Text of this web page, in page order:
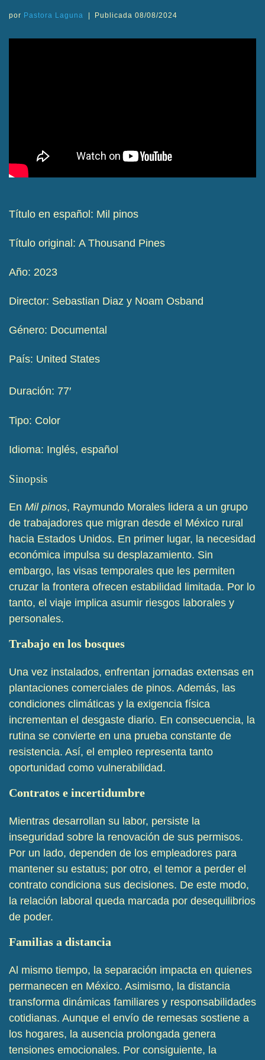
por Pastora Laguna Publicada08/08/2024
Título en español: Mil pinos
Título original: A Thousand Pines
Año: 2023
Director: Sebastian Diaz y Noam Osband
Género: Documental
País: United States
Duración: 77′
Tipo: Color
Idioma: Inglés, español
Sinopsis
En Mil pinos, Raymundo Morales lidera a un grupo
de trabajadores que migran desde el México rural
hacia Estados Unidos. En primer lugar, la necesidad
económica impulsa su desplazamiento. Sin
embargo, las visas temporales que les permiten
cruzar la frontera ofrecen estabilidad limitada. Por lo
tanto, el viaje implica asumir riesgos laborales y
personales.
Trabajo en los bosques
Una vez instalados, enfrentan jornadas extensas en
plantaciones comerciales de pinos. Además, las
condiciones climáticas y la exigencia física
incrementan el desgaste diario. En consecuencia, la
rutina se convierte en una prueba constante de
resistencia. Así, el empleo representa tanto
oportunidad como vulnerabilidad.
Contratos e incertidumbre
Mientras desarrollan su labor, persiste la
inseguridad sobre la renovación de sus permisos.
Por un lado, dependen de los empleadores para
mantener su estatus; por otro, el temor a perder el
contrato condiciona sus decisiones. De este modo,
la relación laboral queda marcada por desequilibrios
de poder.
Familias a distancia
Al mismo tiempo, la separación impacta en quienes
permanecen en México. Asimismo, la distancia
transforma dinámicas familiares y responsabilidades
cotidianas. Aunque el envío de remesas sostiene a
los hogares, la ausencia prolongada genera
tensiones emocionales. Por consiguiente, la